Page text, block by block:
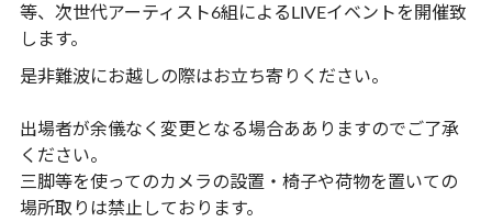
等、次世代アーティスト6組によるLIVEイベントを開催致
します。
是非難波にお越しの際はお立ち寄りください。
出場者が余儀なく変更となる場合あありますのでご了承
ください。
三脚等を使ってのカメラの設置・椅子や荷物を置いての
場所取りは禁止しております。